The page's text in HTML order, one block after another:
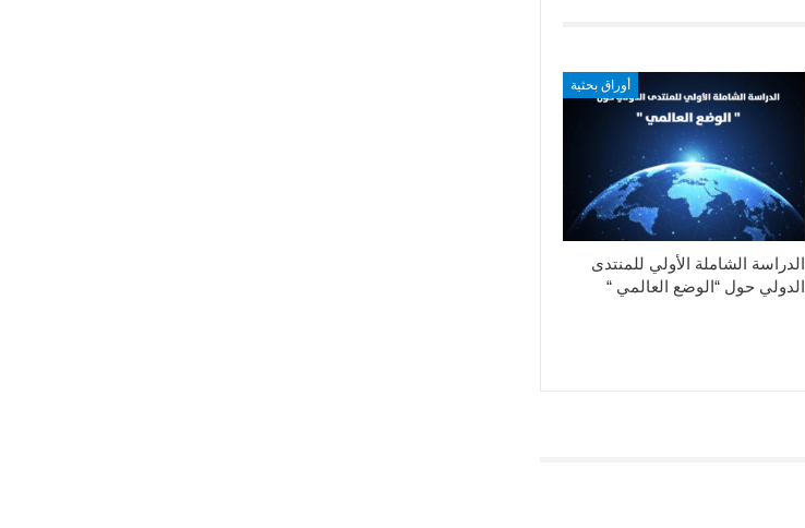
أوراق بحثية
الدراسة الشاملة الأولي للمنتدى
الدولي حول “الوضع العالمي “